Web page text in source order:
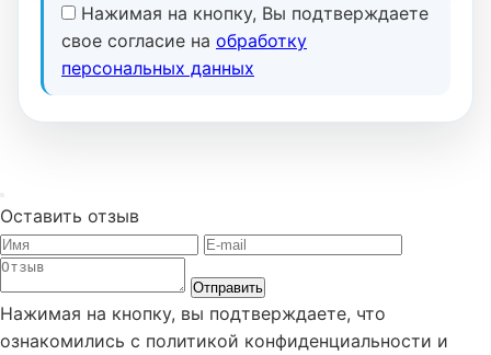
Нажимая на кнопку, Вы подтверждаете
свое согласие на обработку
персональных данных
Оставить отзыв
Отправить
Нажимая на кнопку, вы подтверждаете, что
ознакомились с политикой конфиденциальности и